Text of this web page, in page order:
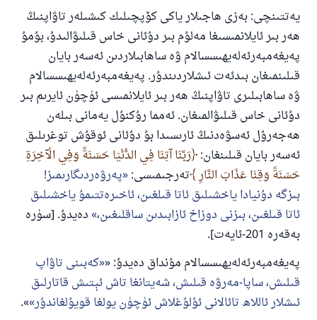
يەتتىنچى: بەزى ھاجىلار ياكى كۆپچىلىك كىشىلەر تاۋاپنىڭ
ھەر بىر ئايلانمىسىغا مەلۇم بىر دۇئانى خاس قىلىۋالىدۇ، بۇمۇ
پەيغەمبەرئەلەيھىسسالام ۋە ساھابىلاردىن ئەسەر بايان
قىلىنمىغان بىدئەت ئىشلاردىندۇر. پەيغەمبەرئەلەيھىسسالام
ۋە ساھابىلىرى تاۋاپنىڭ ھەر بىر ئايلانمىسى ئۈچۈن ئايرىم بىر
دۇئانى خاس قىلىۋالمىغان. ئەمما رۇكنۇل يەمانى بىلەن
ھەجەرۇل ئەسۋەدنىڭ ئارىسىدا بۇ دۇئانى ئوقۇش توغرىلىق
ئەسەر بايان قىلىنغان: رَبَّنَا آتِنَا فِي الدُّنْيَا حَسَنَةً وَفِي الْآخِرَةِ
حَسَنَةً وَقِنَا عَذَابَ النَّارِ تەرجىمىسى: پەرۋەردىگارىمىز!
بىزگە دۇنيادا ياخشىلىق ئاتا قىلغىن، ئاخىرەتتىمۇ ياخشىلىق
ئاتا قىلغىن، بىزنى دوزاخ ئازابىدىن ساقلىغىن، دەيدۇ. [سۈرە
بەقەرە 201-ئايەت].
پەيغەمبەرئەلەيھىسسالام مۇنداق دەيدۇ: « كەبىنى تاۋاپ
قىلىش، ساپا-مەرۋە قىلىش، شەيتانغا تاش ئېتىش قاتارلىق
ئىشلار ئاللاھ تائالانى ئۇلۇغلاش ئۈچۈن يولغا قويۇلغاندۇر ».